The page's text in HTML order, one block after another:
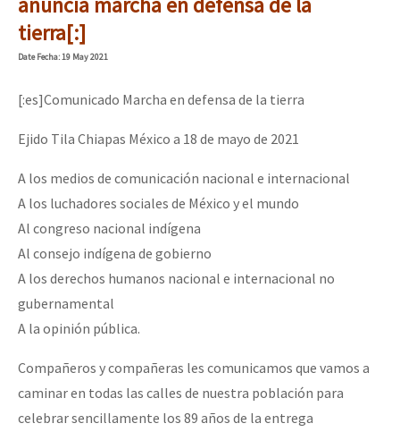
tierra[:]
DateFecha: 19 May 2021
[:es]Comunicado Marcha en defensa de la tierra
Ejido Tila Chiapas México a 18 de mayo de 2021
A los medios de comunicación nacional e internacional
A los luchadores sociales de México y el mundo
Al congreso nacional indígena
Al consejo indígena de gobierno
A los derechos humanos nacional e internacional no
gubernamental
A la opinión pública.
Compañeros y compañeras les comunicamos que vamos a
caminar en todas las calles de nuestra población para
celebrar sencillamente los 89 años de la entrega